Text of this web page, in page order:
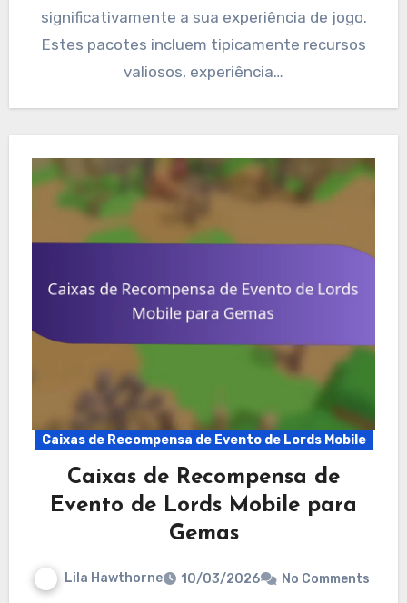
significativamente a sua experiência de jogo.
Estes pacotes incluem tipicamente recursos
valiosos, experiência…
Caixas de Recompensa de Evento de Lords Mobile
Caixas de Recompensa de
Evento de Lords Mobile para
Gemas
Lila Hawthorne 10/03/2026 No Comments